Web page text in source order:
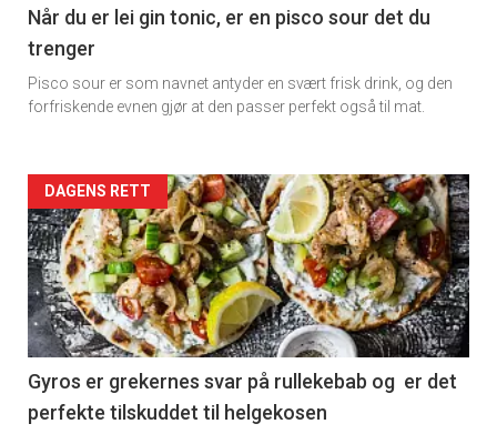
11
Dagens
rett
Når du er lei gin tonic, er en pisco sour det du
trenger
Pisco sour er som navnet antyder en svært frisk drink, og den
forfriskende evnen gjør at den passer perfekt også til mat.
Artikler
detail
-
section
11
DAGENS RETT
Gyros er grekernes svar på rullekebab og er det
perfekte tilskuddet til helgekosen